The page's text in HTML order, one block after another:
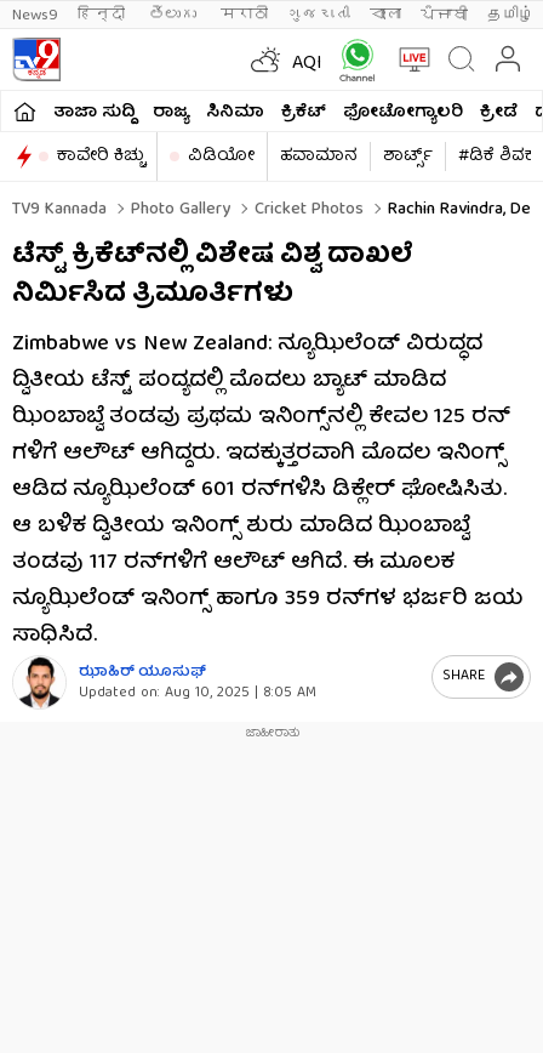
News9 हिन्दी తెలుగు मराठी ગુજરાતી বাংলা ਪੰਜਾਬੀ தமிழ்
AQI
ತಾಜಾ ಸುದ್ದಿ ರಾಜ್ಯ ಸಿನಿಮಾ ಕ್ರಿಕೆಟ್​ ಫೋಟೋಗ್ಯಾಲರಿ ಕ್ರೀಡೆ
ಕಾವೇರಿ ಕಿಚ್ಚು
ವಿಡಿಯೋ ಹವಾಮಾನ ಶಾರ್ಟ್ಸ್​
#ಡಿಕೆ
TV9 Kannada
Photo Gallery Cricket Photos Rachin Ravindra,
ಟೆಸ್ಟ್ ಕ್ರಿಕೆಟ್​ನಲ್ಲಿ ವಿಶೇಷ ವಿಶ್ವ ದಾಖಲೆ
ನಿರ್ಮಿಸಿದ ತ್ರಿಮೂರ್ತಿಗಳು
Zimbabwe vs New Zealand: ನ್ಯೂಝಿಲೆಂಡ್ ವಿರುದ್ಧದ
ದ್ವಿತೀಯ ಟೆಸ್ಟ್ ಪಂದ್ಯದಲ್ಲಿ ಮೊದಲು ಬ್ಯಾಟ್ ಮಾಡಿದ
ಝಿಂಬಾಬ್ವೆ ತಂಡವು ಪ್ರಥಮ ಇನಿಂಗ್ಸ್​ನಲ್ಲಿ ಕೇವಲ 125 ರನ್​
ಗಳಿಗೆ ಆಲೌಟ್ ಆಗಿದ್ದರು. ಇದಕ್ಕುತ್ತರವಾಗಿ ಮೊದಲ ಇನಿಂಗ್ಸ್
ಆಡಿದ ನ್ಯೂಝಿಲೆಂಡ್ 601 ರನ್​ಗಳಿಸಿ ಡಿಕ್ಲೇರ್ ಘೋಷಿಸಿತು.
ಆ ಬಳಿಕ ದ್ವಿತೀಯ ಇನಿಂಗ್ಸ್ ಶುರು ಮಾಡಿದ ಝಿಂಬಾಬ್ವೆ
ತಂಡವು 117 ರನ್​ಗಳಿಗೆ ಆಲೌಟ್ ಆಗಿದೆ. ಈ ಮೂಲಕ
ನ್ಯೂಝಿಲೆಂಡ್ ಇನಿಂಗ್ಸ್ ಹಾಗೂ 359 ರನ್​ಗಳ ಭರ್ಜರಿ ಜಯ
ಸಾಧಿಸಿದೆ.
ಝಾಹಿರ್ ಯೂಸುಫ್
Updated on: Aug 10, 2025 | 8:05 AM
SHARE